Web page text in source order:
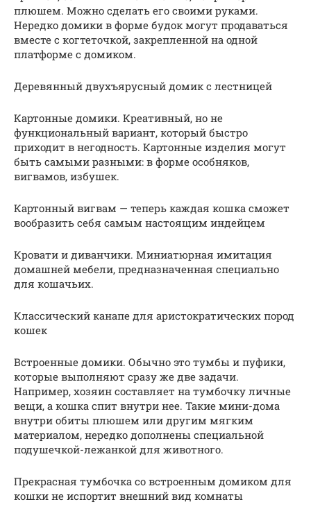
плюшем. Можно сделать его своими руками.
Нередко домики в форме будок могут продаваться
вместе с когтеточкой, закрепленной на одной
платформе с домиком.
Деревянный двухъярусный домик с лестницей
Картонные домики. Креативный, но не
функциональный вариант, который быстро
приходит в негодность. Картонные изделия могут
быть самыми разными: в форме особняков,
вигвамов, избушек.
Картонный вигвам — теперь каждая кошка сможет
вообразить себя самым настоящим индейцем
Кровати и диванчики. Миниатюрная имитация
домашней мебели, предназначенная специально
для кошачьих.
Классический канапе для аристократических пород
кошек
Встроенные домики. Обычно это тумбы и пуфики,
которые выполняют сразу же две задачи.
Например, хозяин составляет на тумбочку личные
вещи, а кошка спит внутри нее. Такие мини-дома
внутри обиты плюшем или другим мягким
материалом, нередко дополнены специальной
подушечкой-лежанкой для животного.
Прекрасная тумбочка со встроенным домиком для
кошки не испортит внешний вид комнаты